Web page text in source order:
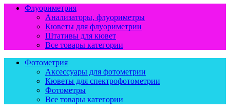
Флуориметрия
Анализаторы, флуориметры
Кюветы для флуориметрии
Штативы для кювет
Все товары категории
Фотометрия
Аксессуары для фотометрии
Кюветы для спектрофотометрии
Фотометры
Все товары категории